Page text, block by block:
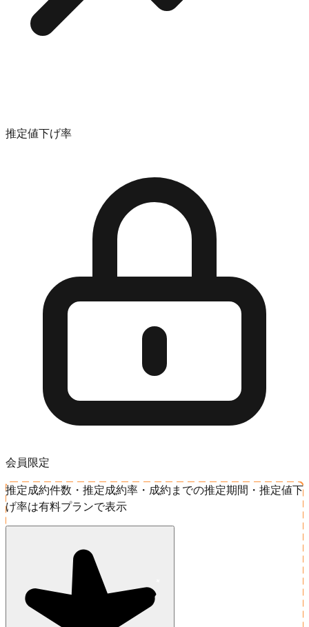
推定値下げ率
会員限定
推定成約件数・推定成約率・成約までの推定期間・推定値下
げ率は有料プランで表示